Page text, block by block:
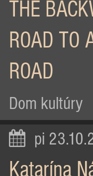
THE
ROAD TO
ROAD
Dom kultúry
pi
Katarína